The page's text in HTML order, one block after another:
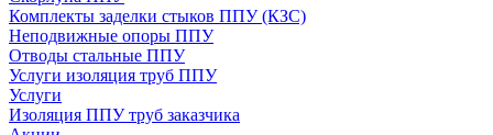
Комплекты заделки стыков ППУ (КЗС)
Неподвижные опоры ППУ
Отводы стальные ППУ
Услуги изоляция труб ППУ
Услуги
Изоляция ППУ труб заказчика